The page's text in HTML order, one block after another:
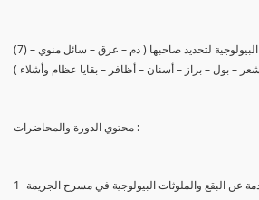
(7) إجراء الإختبارات علي العينة البيولوجية لتحديد صاحبها ( دم – عرق – سائل منوي –
شعر – بول – براز – أسنان – أظافر – بقايا عظام وأشلاء )
محتوي الدورة والمحاضرات :
عن البقع والملوثات البيولوجية في مسرح الجريمة